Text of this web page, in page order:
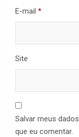
E-mail *
Site
Salvar meus
que eu comentar.